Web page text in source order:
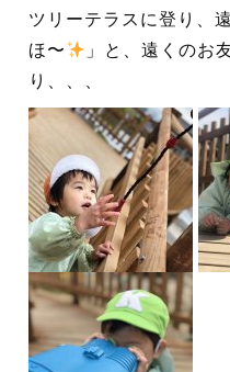
ツリーテラスに登り、
ほ〜
」と、遠くのお
り、、、